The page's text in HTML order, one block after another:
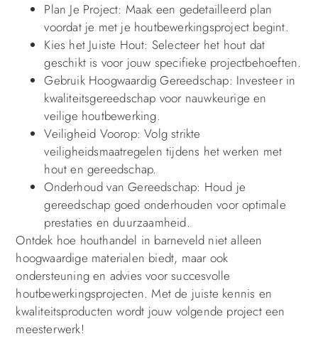
Plan Je Project: Maak een gedetailleerd plan
voordat je met je houtbewerkingsproject begint.
Kies het Juiste Hout: Selecteer het hout dat
geschikt is voor jouw specifieke projectbehoeften.
Gebruik Hoogwaardig Gereedschap: Investeer in
kwaliteitsgereedschap voor nauwkeurige en
veilige houtbewerking.
Veiligheid Voorop: Volg strikte
veiligheidsmaatregelen tijdens het werken met
hout en gereedschap.
Onderhoud van Gereedschap: Houd je
gereedschap goed onderhouden voor optimale
prestaties en duurzaamheid.
Ontdek hoe houthandel in barneveld niet alleen
hoogwaardige materialen biedt, maar ook
ondersteuning en advies voor succesvolle
houtbewerkingsprojecten. Met de juiste kennis en
kwaliteitsproducten wordt jouw volgende project een
meesterwerk!